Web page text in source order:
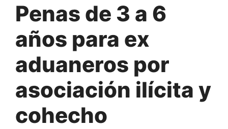
Penas de 3 a 6
años para ex
aduaneros por
asociación ilícita y
cohecho